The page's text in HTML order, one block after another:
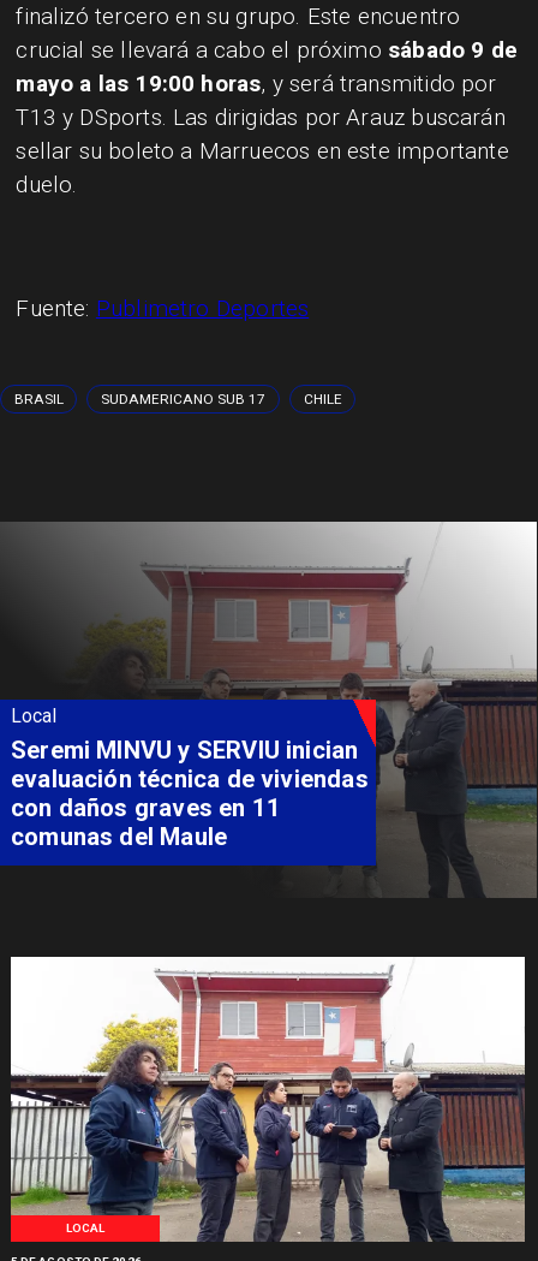
finalizó tercero en su grupo. Este encuentro
crucial se llevará a cabo el próximo sábado 9 de
mayo a las 19:00 horas, y será transmitido por
T13 y DSports. Las dirigidas por Arauz buscarán
sellar su boleto a Marruecos en este importante
duelo.
Fuente: Publimetro Deportes
BRASIL SUDAMERICANO SUB 17 CHILE
LOCAL
Local
Fondo Orasmi entrega apoyo a
familia de Romeral para
costear alimentación
especializada de niño con
Síndrome de Intestino Corto